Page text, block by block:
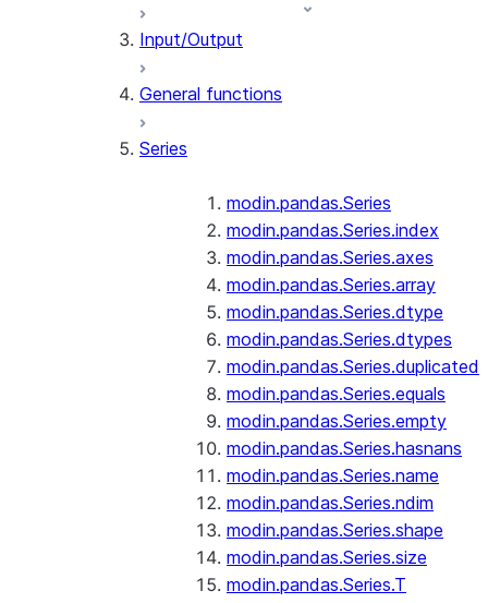
Input/Output
General functions
Series
modin.pandas.Series
modin.pandas.Series.index
modin.pandas.Series.axes
modin.pandas.Series.array
modin.pandas.Series.dtype
modin.pandas.Series.dtypes
modin.pandas.Series.duplicated
modin.pandas.Series.equals
modin.pandas.Series.empty
modin.pandas.Series.hasnans
modin.pandas.Series.name
modin.pandas.Series.ndim
modin.pandas.Series.shape
modin.pandas.Series.size
modin.pandas.Series.T